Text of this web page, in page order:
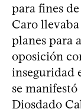
para fines
Caro
planes para
oposición
inseguridad
se
Diosdado